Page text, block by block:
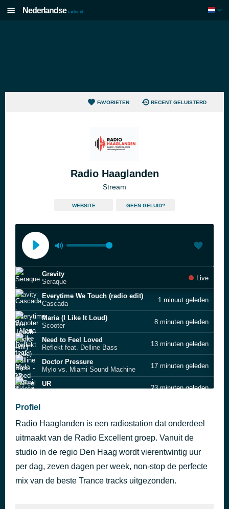
Nederlandse radio.nl
FAVORIETEN RECENT GELUISTERD
Radio Haaglanden
Stream
WEBSITE GEEN GELUID?
Gravity
Seraque
Live
Everytime We Touch (radio edit)
Cascada
1 minuut geleden
Maria (I Like It Loud)
Scooter
8 minuten geleden
Need to Feel Loved
Reflekt feat. Delline Bass
13 minuten geleden
Doctor Pressure
Mylo vs. Miami Sound Machine
17 minuten geleden
UR
23 minuten geleden
Hurricane
Alex Megane
Daytime
4 Strings
37 minuten geleden
Secret of You
Marc Korn
Profiel
Radio Haaglanden is een radiostation dat onderdeel
uitmaakt van de Radio Excellent groep. Vanuit de
studio in de regio Den Haag wordt vierentwintig uur
per dag, zeven dagen per week, non-stop de perfecte
mix van de beste Trance tracks uitgezonden.